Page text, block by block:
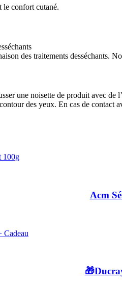
le confort cutané.
des traitements desséchants.
une noisette de produit avec
des yeux. En cas de contact
Acm